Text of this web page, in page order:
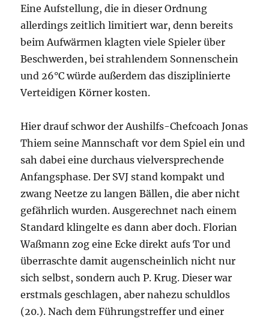
Eine Aufstellung, die in dieser Ordnung
allerdings zeitlich limitiert war, denn bereits
beim Aufwärmen klagten viele Spieler über
Beschwerden, bei strahlendem Sonnenschein
und 26°C würde außerdem das disziplinierte
Verteidigen Körner kosten.
Hier drauf schwor der Aushilfs-Chefcoach Jonas
Thiem seine Mannschaft vor dem Spiel ein und
sah dabei eine durchaus vielversprechende
Anfangsphase. Der SVJ stand kompakt und
zwang Neetze zu langen Bällen, die aber nicht
gefährlich wurden. Ausgerechnet nach einem
Standard klingelte es dann aber doch. Florian
Waßmann zog eine Ecke direkt aufs Tor und
überraschte damit augenscheinlich nicht nur
sich selbst, sondern auch P. Krug. Dieser war
erstmals geschlagen, aber nahezu schuldlos
(20.). Nach dem Führungstreffer und einer